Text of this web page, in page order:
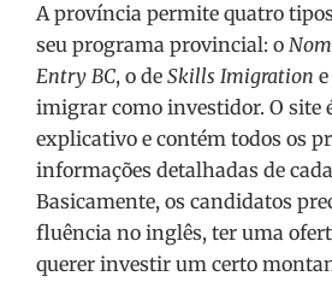
A província permite quatro
seu programa provincial: o
Entry BC, o de Skills Imigration
imigrar como investidor. O site
explicativo e contém todos os
informações detalhadas de
Basicamente, os candidatos
fluência no inglês, ter uma
querer investir um certo